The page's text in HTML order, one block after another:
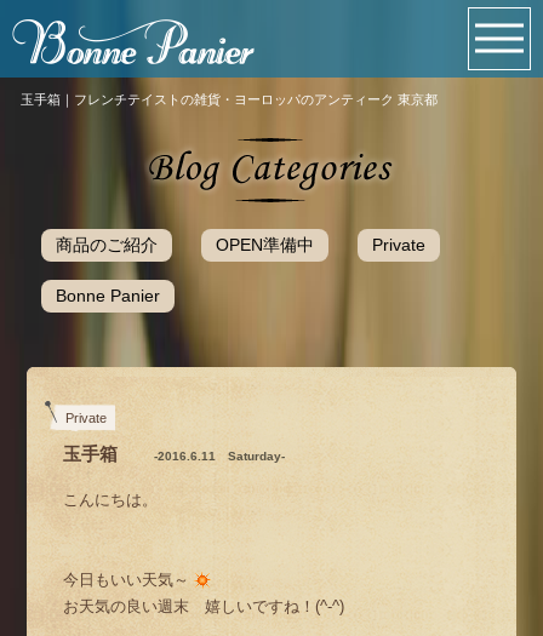
玉手箱｜フレンチテイストの雑貨・ヨーロッパのアンティーク 東京都
商品のご紹介 OPEN準備中 Private
Bonne Panier
Private
玉手箱 -2016.6.11 Saturday-
こんにちは。
今日もいい天気～
お天気の良い週末 嬉しいですね！(^-^)